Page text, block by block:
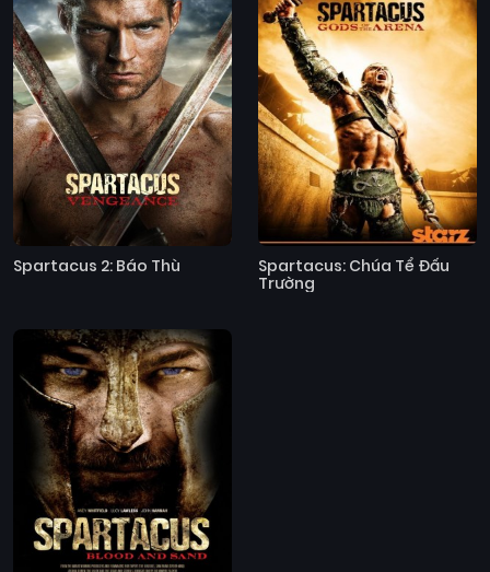
Spartacus 2: Báo Thù
Spartacus: Chúa Tể Đấu
Trường